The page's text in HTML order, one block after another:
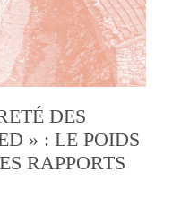
DES
» : LE POIDS
RAPPORTS